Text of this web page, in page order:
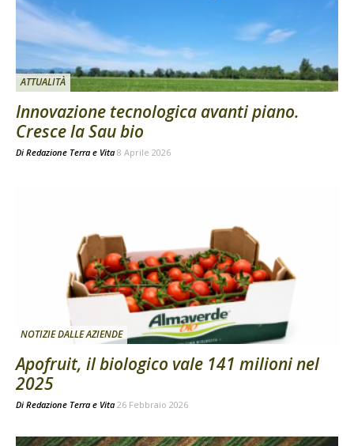
ATTUALITÀ
Innovazione tecnologica avanti piano.
Cresce la Sau bio
Di Redazione Terra e Vita 8 Aprile 2026
NOTIZIE DALLE AZIENDE
Apofruit, il biologico vale 141 milioni nel
2025
Di Redazione Terra e Vita 26 Febbraio 2026